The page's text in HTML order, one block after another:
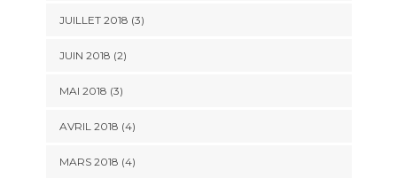
JUILLET 2018 (3)
JUIN 2018 (2)
MAI 2018 (3)
AVRIL 2018 (4)
MARS 2018 (4)